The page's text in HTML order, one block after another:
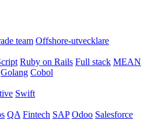
team Offshore-utvecklare
Ruby on Rails Full stack MEAN
Golang Cobol
Swift
QA Fintech SAP Odoo Salesforce